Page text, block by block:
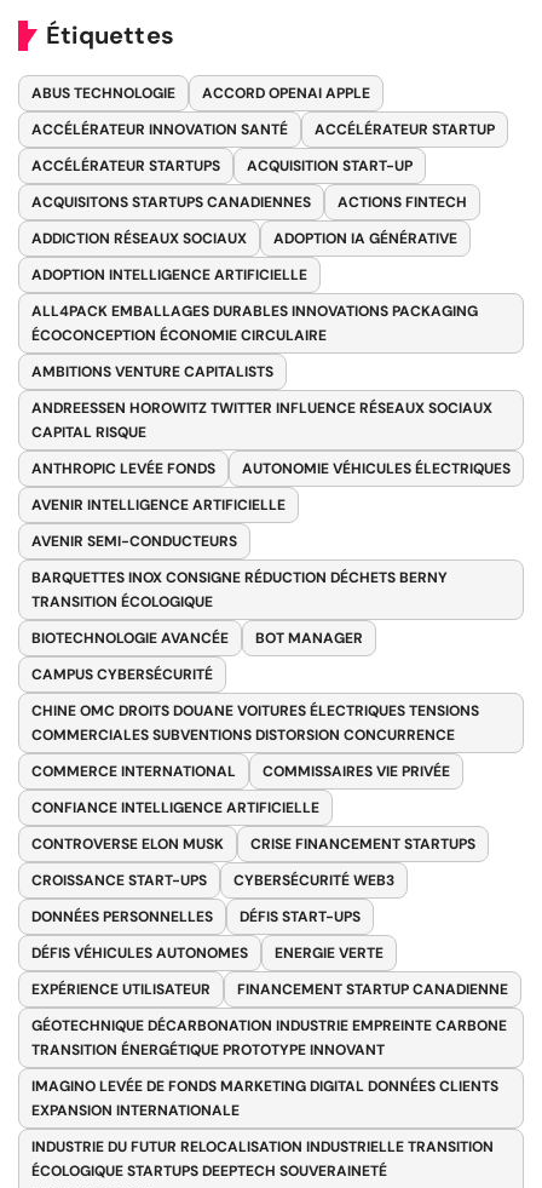
Étiquettes
ABUS TECHNOLOGIE
ACCORD OPENAI APPLE
ACCÉLÉRATEUR INNOVATION SANTÉ
ACCÉLÉRATEUR STARTUP
ACCÉLÉRATEUR STARTUPS
ACQUISITION START-UP
ACQUISITONS STARTUPS CANADIENNES
ACTIONS FINTECH
ADDICTION RÉSEAUX SOCIAUX
ADOPTION IA GÉNÉRATIVE
ADOPTION INTELLIGENCE ARTIFICIELLE
ALL4PACK EMBALLAGES DURABLES INNOVATIONS PACKAGING
ÉCOCONCEPTION ÉCONOMIE CIRCULAIRE
AMBITIONS VENTURE CAPITALISTS
ANDREESSEN HOROWITZ TWITTER INFLUENCE RÉSEAUX SOCIAUX
CAPITAL RISQUE
ANTHROPIC LEVÉE FONDS
AUTONOMIE VÉHICULES ÉLECTRIQUES
AVENIR INTELLIGENCE ARTIFICIELLE
AVENIR SEMI-CONDUCTEURS
BARQUETTES INOX CONSIGNE RÉDUCTION DÉCHETS BERNY
TRANSITION ÉCOLOGIQUE
BIOTECHNOLOGIE AVANCÉE
BOT MANAGER
CAMPUS CYBERSÉCURITÉ
CHINE OMC DROITS DOUANE VOITURES ÉLECTRIQUES TENSIONS
COMMERCIALES SUBVENTIONS DISTORSION CONCURRENCE
COMMERCE INTERNATIONAL
COMMISSAIRES VIE PRIVÉE
CONFIANCE INTELLIGENCE ARTIFICIELLE
CONTROVERSE ELON MUSK
CRISE FINANCEMENT STARTUPS
CROISSANCE START-UPS
CYBERSÉCURITÉ WEB3
DONNÉES PERSONNELLES
DÉFIS START-UPS
DÉFIS VÉHICULES AUTONOMES
ENERGIE VERTE
EXPÉRIENCE UTILISATEUR
FINANCEMENT STARTUP CANADIENNE
GÉOTECHNIQUE DÉCARBONATION INDUSTRIE EMPREINTE CARBONE
TRANSITION ÉNERGÉTIQUE PROTOTYPE INNOVANT
IMAGINO LEVÉE DE FONDS MARKETING DIGITAL DONNÉES CLIENTS
EXPANSION INTERNATIONALE
INDUSTRIE DU FUTUR RELOCALISATION INDUSTRIELLE TRANSITION
ÉCOLOGIQUE STARTUPS DEEPTECH SOUVERAINETÉ